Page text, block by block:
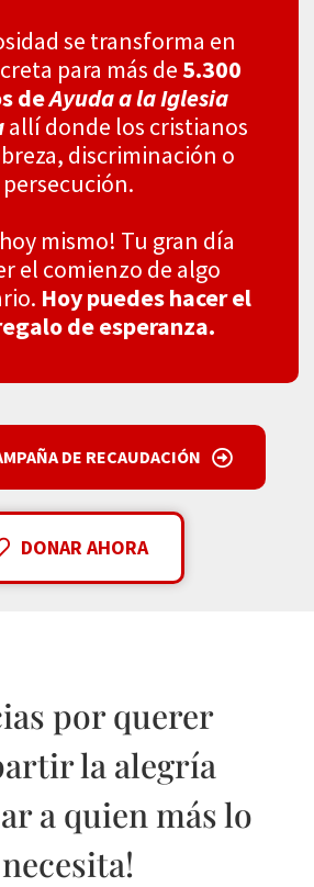
se transforma en
para más de 5.300
deAyuda a la Iglesia
allí donde los cristianos
discriminación o
persecución.
mismo! Tu gran día
el comienzo de algo
Hoy puedes hacer el
de esperanza.
DE RECAUDACIÓN
DONAR AHORA
por querer
la alegría
a quien más lo
necesita!